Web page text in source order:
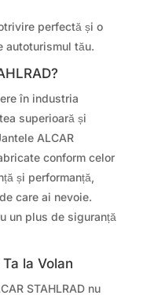
perfectă și o
autoturismul tău.
în industria
superioară și
ALCAR
conform celor
și performanță,
care ai nevoie.
un plus de siguranță
la Volan
STAHLRAD nu